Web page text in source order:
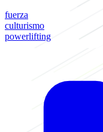
fuerza
culturismo
powerlifting